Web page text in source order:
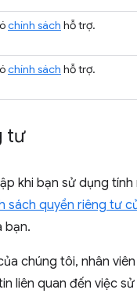
chính sách hỗ trợ.
chính sách hỗ trợ.
tư
khi bạn sử dụng
sách quyền riêng tư
bạn.
chúng tôi, nhân
liên quan đến việc